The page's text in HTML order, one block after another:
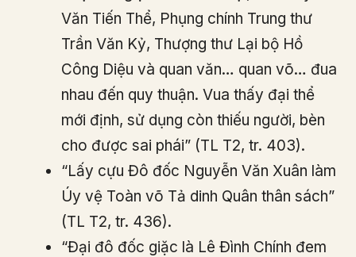
Văn Tiến Thể, Phụng chính Trung thư
Trần Văn Kỷ, Thượng thư Lại bộ Hồ
Công Diệu và quan văn… quan võ… đua
nhau đến quy thuận. Vua thấy đại thể
mới định, sử dụng còn thiếu người, bèn
cho được sai phái” (TL T2, tr. 403).
“Lấy cựu Đô đốc Nguyễn Văn Xuân làm
Úy vệ Toàn võ Tả dinh Quân thân sách”
(TL T2, tr. 436).
“Đại đô đốc giặc là Lê Đình Chính đem